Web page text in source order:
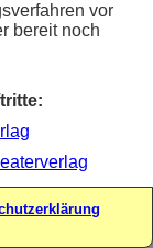
vor
bereit noch